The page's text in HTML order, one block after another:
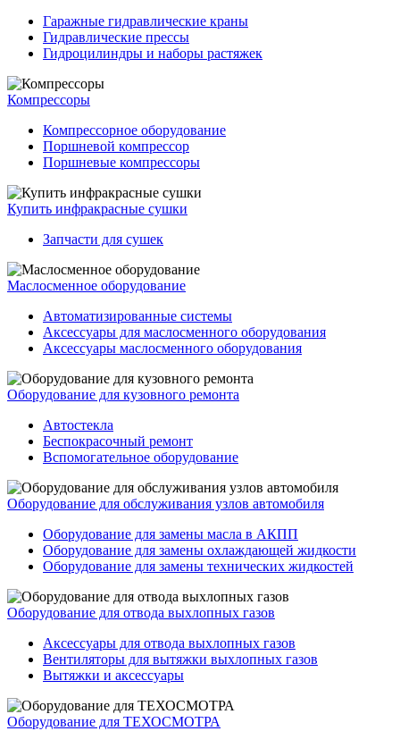
Гаражные гидравлические краны
Гидравлические прессы
Гидроцилиндры и наборы растяжек
Компрессоры
Компрессорное оборудование
Поршневой компрессор
Поршневые компрессоры
Купить инфракрасные сушки
Запчасти для сушек
Маслосменное оборудование
Автоматизированные системы
Аксессуары для маслосменного оборудования
Аксессуары маслосменного оборудования
Оборудование для кузовного ремонта
Автостекла
Беспокрасочный ремонт
Вспомогательное оборудование
Оборудование для обслуживания узлов автомобиля
Оборудование для замены масла в АКПП
Оборудование для замены охлаждающей жидкости
Оборудование для замены технических жидкостей
Оборудование для отвода выхлопных газов
Аксессуары для отвода выхлопных газов
Вентиляторы для вытяжки выхлопных газов
Вытяжки и аксессуары
Оборудование для ТЕХОСМОТРА